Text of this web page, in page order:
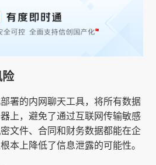
险
署的内网聊天工具，将所有数据
上，避免了通过互联网传输敏感
文件、合同和财务数据都能在企
本上降低了信息泄露的可能性。